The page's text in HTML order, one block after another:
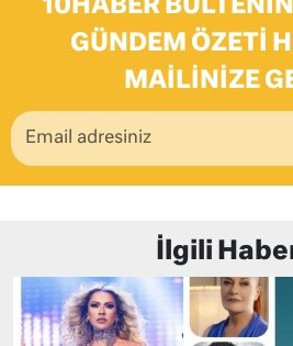
10HABER
GÜNDEM ÖZETI
MAILINIZE
İlgili